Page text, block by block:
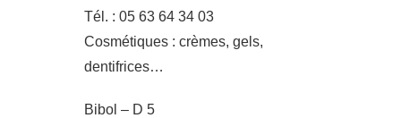
Tél. : 05 63 64 34 03
Cosmétiques : crèmes, gels,
dentifrices…
Bibol – D 5